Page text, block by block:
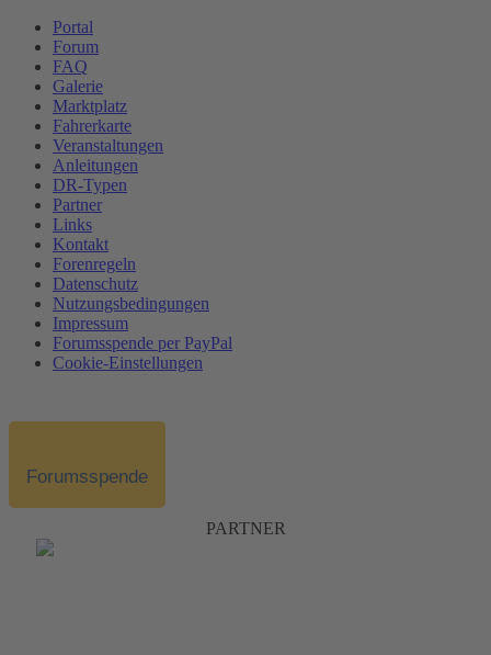
Portal
Forum
FAQ
Galerie
Marktplatz
Fahrerkarte
Veranstaltungen
Anleitungen
DR-Typen
Partner
Links
Kontakt
Forenregeln
Datenschutz
Nutzungsbedingungen
Impressum
Forumsspende per PayPal
Cookie-Einstellungen
Forumsspende
PARTNER